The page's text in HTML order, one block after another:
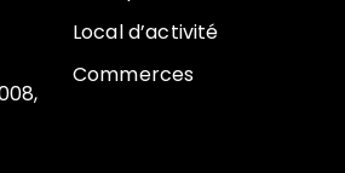
Local d’activité
Commerces